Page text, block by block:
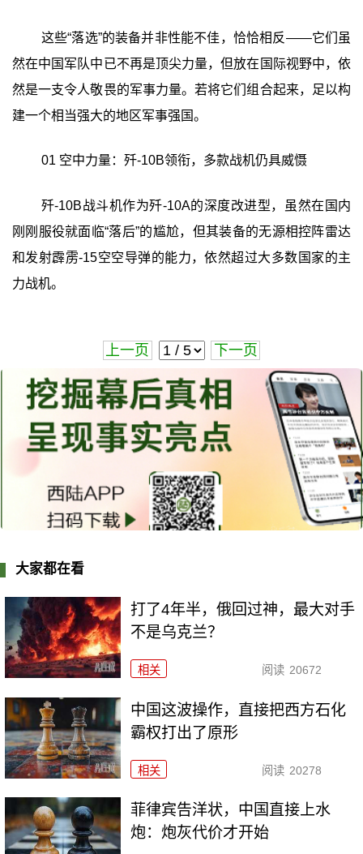
这些“落选”的装备并非性能不佳，恰恰相反——它们虽
然在中国军队中已不再是顶尖力量，但放在国际视野中，依
然是一支令人敬畏的军事力量。若将它们组合起来，足以构
建一个相当强大的地区军事强国。
01 空中力量：歼-10B领衔，多款战机仍具威慑
歼-10B战斗机作为歼-10A的深度改进型，虽然在国内
刚刚服役就面临“落后”的尴尬，但其装备的无源相控阵雷达
和发射霹雳-15空空导弹的能力，依然超过大多数国家的主
力战机。
上一页 下一页
大家都在看
打了4年半，俄回过神，最大对手
不是乌克兰？
相关 阅读 20672
中国这波操作，直接把西方石化
霸权打出了原形
相关 阅读 20278
菲律宾告洋状，中国直接上水
炮：炮灰代价才开始